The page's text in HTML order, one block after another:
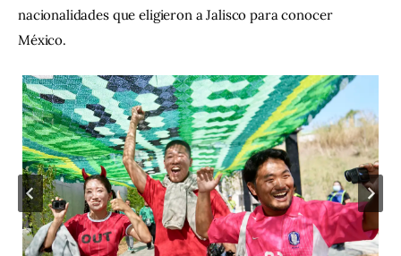
nacionalidades que eligieron a Jalisco para conocer
México.